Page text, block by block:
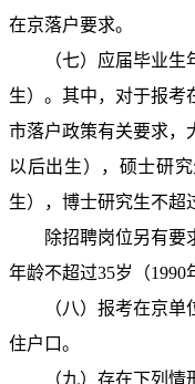
在京落户要求。
（七）应届毕业生年
生）。其中，对于报考
市落户政策有关要求，
以后出生），硕士研
生），博士研究生不超
除招聘岗位另有要求
年龄不超过35岁（1990
（八）报考在京单位
住户口。
（九）存在下列情形